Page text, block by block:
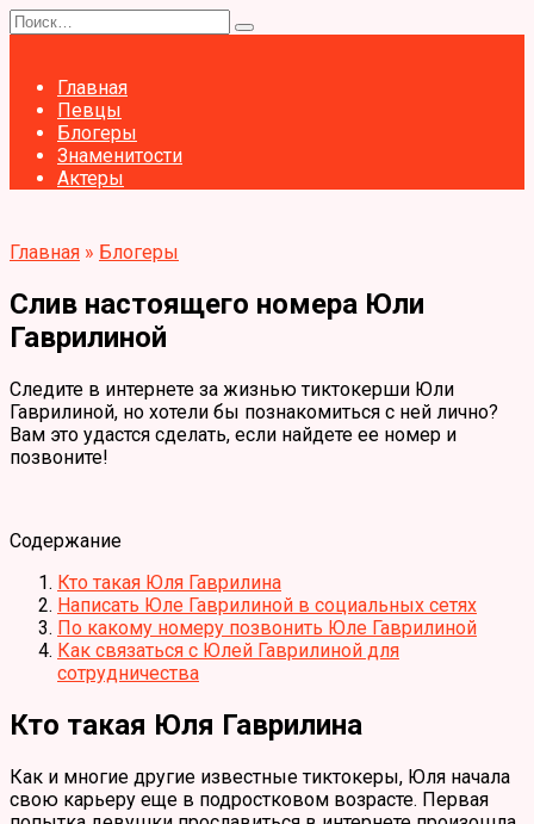
Перейти
к
Search
for:
Главная
Певцы
Блогеры
Знаменитости
Актеры
Главная » Блогеры
Слив настоящего номера Юли
Гаврилиной
Следите в интернете за жизнью тиктокерши Юли
Гаврилиной, но хотели бы познакомиться с ней лично?
Вам это удастся сделать, если найдете ее номер и
позвоните!
Содержание
Кто такая Юля Гаврилина
Написать Юле Гаврилиной в социальных сетях
По какому номеру позвонить Юле Гаврилиной
Как связаться с Юлей Гаврилиной для
сотрудничества
Кто такая Юля Гаврилина
Как и многие другие известные тиктокеры, Юля начала
свою карьеру еще в подростковом возрасте. Первая